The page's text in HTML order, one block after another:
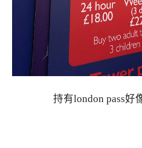
持有london pass好